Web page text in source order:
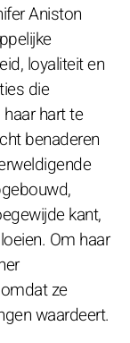
Aniston
loyaliteit en
die
hart te
benaderen
kant,
Om haar
ze
waardeert.